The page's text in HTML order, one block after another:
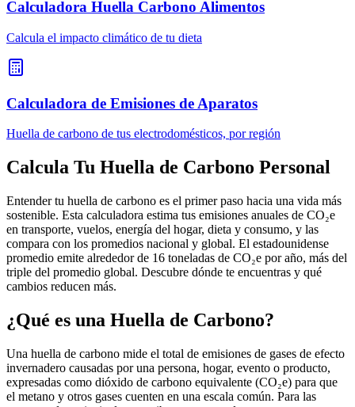
Calculadora Huella Carbono Alimentos
Calcula el impacto climático de tu dieta
Calculadora de Emisiones de Aparatos
Huella de carbono de tus electrodomésticos, por región
Calcula Tu Huella de Carbono Personal
Entender tu huella de carbono es el primer paso hacia una vida más
sostenible. Esta calculadora estima tus emisiones anuales de CO₂e
en transporte, vuelos, energía del hogar, dieta y consumo, y las
compara con los promedios nacional y global. El estadounidense
promedio emite alrededor de 16 toneladas de CO₂e por año, más del
triple del promedio global. Descubre dónde te encuentras y qué
cambios reducen más.
¿Qué es una Huella de Carbono?
Una huella de carbono mide el total de emisiones de gases de efecto
invernadero causadas por una persona, hogar, evento o producto,
expresadas como dióxido de carbono equivalente (CO₂e) para que
el metano y otros gases cuenten en una escala común. Para las